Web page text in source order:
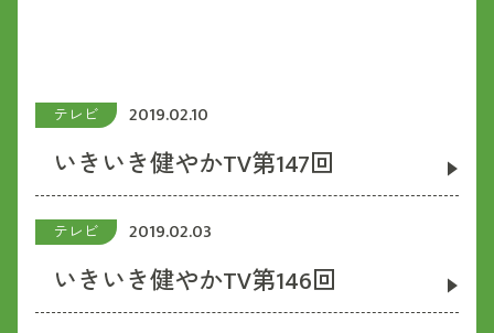
テレビ 2019.02.10
いきいき健やかTV第147回
テレビ 2019.02.03
いきいき健やかTV第146回